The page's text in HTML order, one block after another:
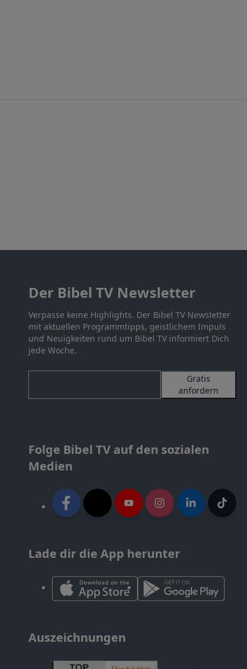
Der Bibel TV Newsletter
Verpasse keine Highlights. Der Bibel TV Newsletter
mit aktuellen Programmtipps, geistlichem Impuls
und Neuigkeiten rund um Bibel TV informiert Dich
jede Woche.
Gratis
anfordern
Folge Bibel TV auf den sozialen
Medien
Lade dir die App herunter
Auszeichnungen